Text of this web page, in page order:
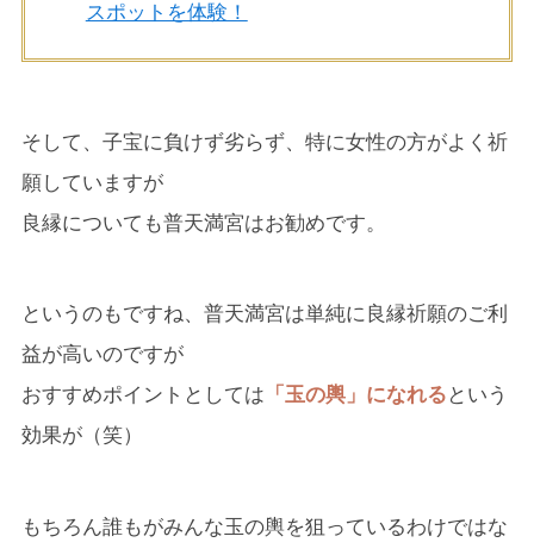
スポットを体験！
そして、子宝に負けず劣らず、特に女性の方がよく祈
願していますが
良縁についても普天満宮はお勧めです。
というのもですね、普天満宮は単純に良縁祈願のご利
益が高いのですが
おすすめポイントとしては 「玉の輿」になれる という
効果が（笑）
もちろん誰もがみんな玉の輿を狙っているわけではな